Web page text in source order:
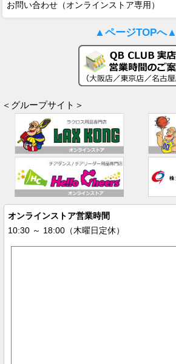
お問い合わせ（オンラインストア専用）
▲ページTOPへ▲
＜グループサイト＞
オンラインストア営業時間
10:30 ～ 18:00（木曜日定休）